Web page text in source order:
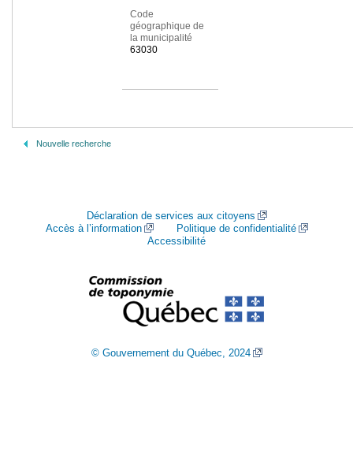
Code
géographique de
la municipalité
63030
Nouvelle recherche
Déclaration de services aux citoyens
Accès à l’information
Politique de confidentialité
Accessibilité
© Gouvernement du Québec, 2024